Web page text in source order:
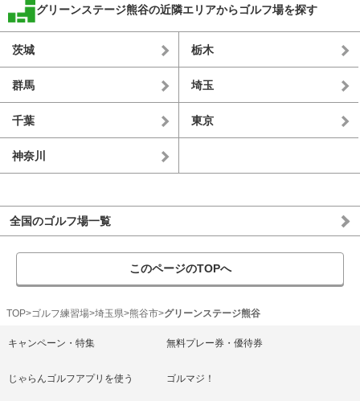
グリーンステージ熊谷の近隣エリアからゴルフ場を探す
茨城 栃木
群馬 埼玉
千葉 東京
神奈川
全国のゴルフ場一覧
このページのTOPへ
TOP ゴルフ練習場 埼玉県 熊谷市 グリーンステージ熊谷
キャンペーン・特集 無料プレー券・優待券
じゃらんゴルフアプリを使う ゴルマジ！